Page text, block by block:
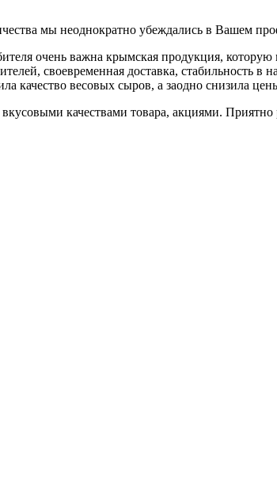
мы неоднократно убеждались в Вашем
очень важна крымская продукция,
своевременная доставка, стабильность
качество весовых сыров, а заодно снизила
качествами товара, акциями.